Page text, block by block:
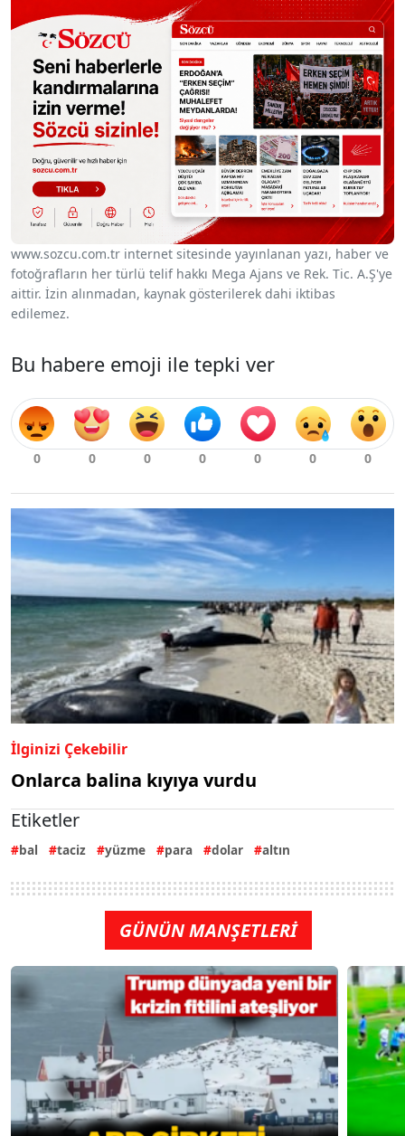
www.sozcu.com.tr internet sitesinde yayınlanan yazı, haber ve
fotoğrafların her türlü telif hakkı Mega Ajans ve Rek. Tic. A.Ş'ye
aittir. İzin alınmadan, kaynak gösterilerek dahi iktibas
edilemez.
Bu habere emoji ile tepki ver
İlginizi Çekebilir
Onlarca balina kıyıya vurdu
Etiketler
bal taciz yüzme para dolar altın
GÜNÜN MANŞETLERİ